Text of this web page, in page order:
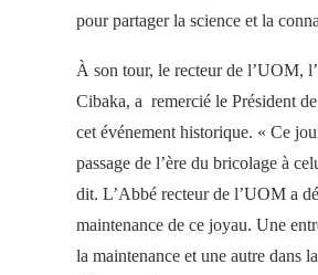
pour partager la science et la
À son tour, le recteur de l’UOM,
Cibaka, a remercié le Président
cet événement historique. « Ce
passage de l’ère du bricolage à
dit. L’Abbé recteur de l’UOM a
maintenance de ce joyau. Une
la maintenance et une autre dans